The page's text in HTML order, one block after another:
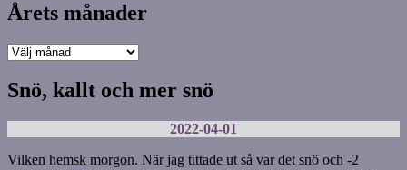
Årets månader
Årets
Snö, kallt och mer snö
2022-04-01
Vilken hemsk morgon. När jag tittade ut så var det snö och -2